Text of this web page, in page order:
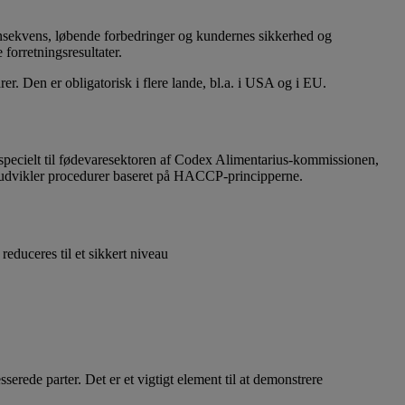
løbende forbedringer og kundernes sikkerhed og
Den er obligatorisk i flere lande, bl.a. i USA og i EU.
til fødevaresektoren af Codex Alimentarius-kommissionen,
procedurer baseret på HACCP-principperne.
til et sikkert niveau
parter. Det er et vigtigt element til at demonstrere